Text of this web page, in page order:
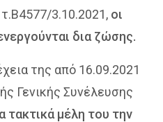
3.10.2021, οι
δια ζώσης.
της από 16.09.2021
Γενικής Συνέλευσης
τακτικά μέλη του την